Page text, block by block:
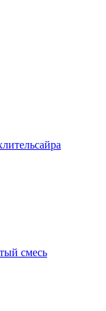
сайра
смесь